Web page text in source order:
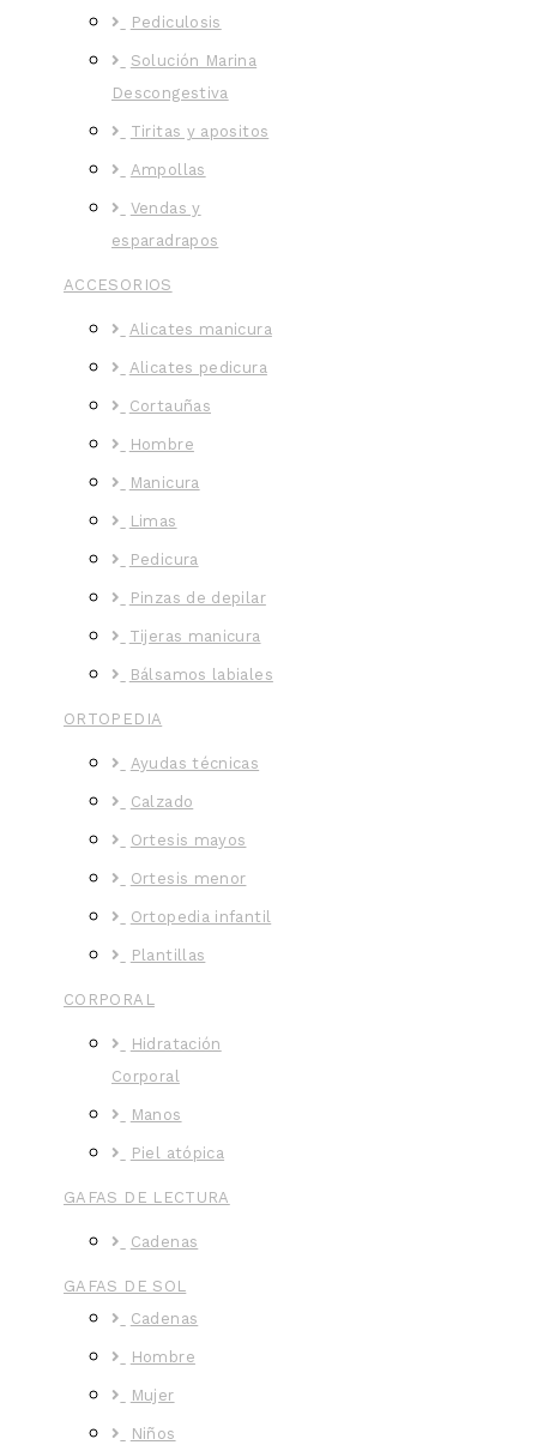
Pediculosis
Solución Marina
Descongestiva
Tiritas y apositos
Ampollas
Vendas y
esparadrapos
ACCESORIOS
Alicates manicura
Alicates pedicura
Cortauñas
Hombre
Manicura
Limas
Pedicura
Pinzas de depilar
Tijeras manicura
Bálsamos labiales
ORTOPEDIA
Ayudas técnicas
Calzado
Ortesis mayos
Ortesis menor
Ortopedia infantil
Plantillas
CORPORAL
Hidratación
Corporal
Manos
Piel atópica
GAFAS DE LECTURA
Cadenas
GAFAS DE SOL
Cadenas
Hombre
Mujer
Niños